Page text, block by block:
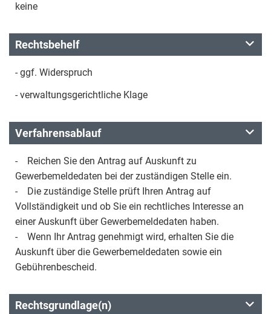
keine
Rechtsbehelf
- ggf. Widerspruch
- verwaltungsgerichtliche Klage
Verfahrensablauf
- Reichen Sie den Antrag auf Auskunft zu
Gewerbemeldedaten bei der zuständigen Stelle ein.
- Die zuständige Stelle prüft Ihren Antrag auf
Vollständigkeit und ob Sie ein rechtliches Interesse an
einer Auskunft über Gewerbemeldedaten haben.
- Wenn Ihr Antrag genehmigt wird, erhalten Sie die
Auskunft über die Gewerbemeldedaten sowie ein
Gebührenbescheid.
Rechtsgrundlage(n)